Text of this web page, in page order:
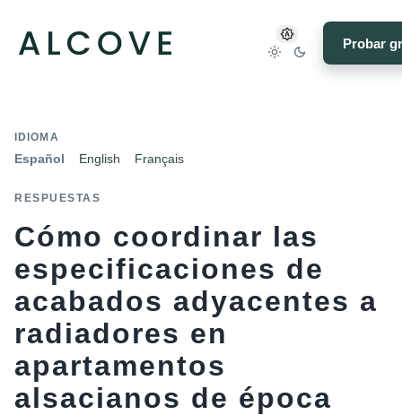
Probar
IDIOMA
Español English Français
RESPUESTAS
Cómo coordinar las
especificaciones de
acabados adyacentes a
radiadores en
apartamentos
alsacianos de época